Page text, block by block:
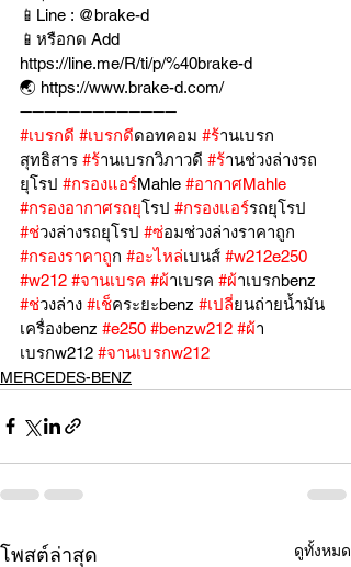
📱Line : @brake-d
📱หรือกด Add
https://line.me/R/ti/p/%40brake-d
🌏 https://www.brake-d.com/
➖➖➖➖➖➖➖➖➖➖➖➖➖
#เบรกด #เบรกดีดอทคอม #ร้านเบรก
สุทธิสาร #ร้านเบรกวิภาวดี #ร้านช่วงล่างรถ
ยุโรป #กรองแอร์Mahle #อากาศMahle
#กรองอากาศรถยุโรป #กรองแอร์รถยุโรป
#ช่วงล่างรถยุโรป #ซ่อมช่วงล่างราคาถูก
#กรองราคาถูก #อะไหล่เบนส์ #w212e250
#w212 #จานเบรค #ผ้าเบรค #ผ้าเบรกbenz
#ช่วงล่าง #เช็คระยะbenz #เปลี่ยนถ่ายน้ำมัน
เครื่องbenz #e250 #benzw212 #ผ้า
เบรกw212 #จานเบรกw212
MERCEDES-BENZ
โพสต์ล่าสุด ดูทั้งหมด